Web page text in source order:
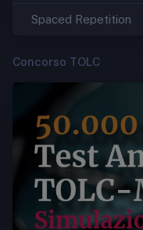
Spaced Repetition
Concorso TOLC